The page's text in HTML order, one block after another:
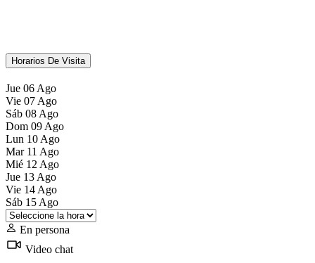
Horarios De Visita
Jue 06 Ago
Vie 07 Ago
Sáb 08 Ago
Dom 09 Ago
Lun 10 Ago
Mar 11 Ago
Mié 12 Ago
Jue 13 Ago
Vie 14 Ago
Sáb 15 Ago
En persona
Video chat